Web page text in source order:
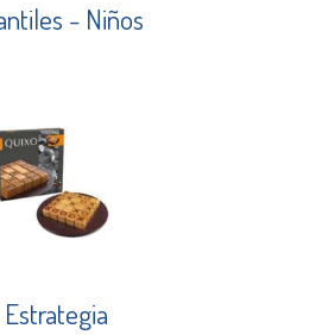
- Niños
Estrategia